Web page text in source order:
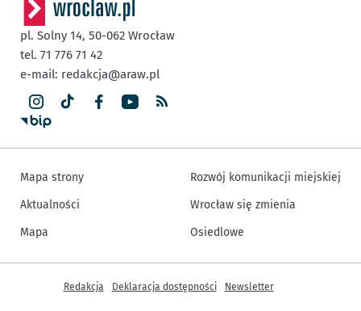
pl. Solny 14, 50-062 Wrocław
tel. 71 776 71 42
e-mail: redakcja@araw.pl
Mapa strony
Aktualności
Mapa
Rozwój komunikacji miejskiej
Wrocław się zmienia
Osiedlowe
Inne informacje
Redakcja Deklaracja dostępności Newsletter